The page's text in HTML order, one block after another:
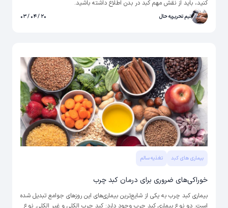
کنید، باید از نقش مهم کبد در بدن اطلاع داشته باشید.
تیم تحریریه حال ۲۰ / ۰۴ / ۰۳
بیماری های کبد تغذیه سالم
خوراکی‌های ضروری برای درمان کبد چرب
بیماری کبد چرب به یکی از شایع‌­ترین بیماری­‌های این روزهای جوامع تبدیل شده
است. دو نوع بیماری کبد چرب وجود دارد: کبد چرب الکلی و غیر الکلی. نوع